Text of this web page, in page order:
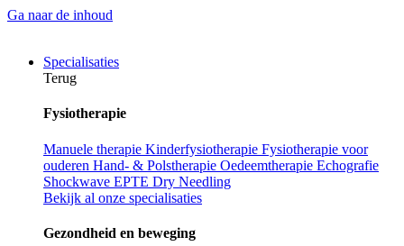
Ga naar de inhoud
Specialisaties
Terug
Fysiotherapie
Manuele therapie Kinderfysiotherapie Fysiotherapie voor
ouderen Hand- & Polstherapie Oedeemtherapie Echografie
Shockwave EPTE Dry Needling
Bekijk al onze specialisaties
Gezondheid en beweging